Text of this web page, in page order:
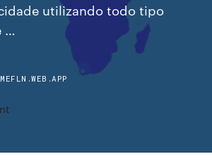
utilizando todo tipo
…